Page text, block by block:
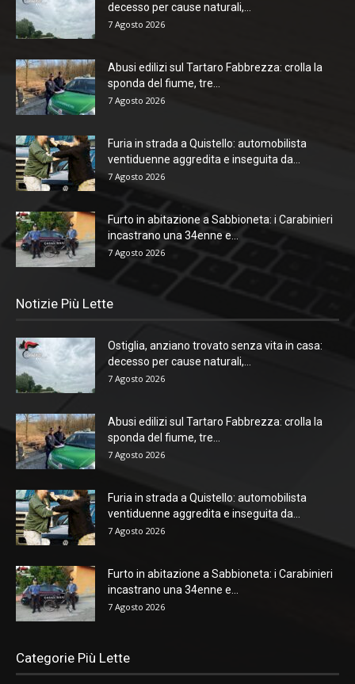
decesso per cause naturali,...
7 Agosto 2026
Abusi edilizi sul Tartaro Fabbrezza: crolla la
sponda del fiume, tre...
7 Agosto 2026
Furia in strada a Quistello: automobilista
ventiduenne aggredita e inseguita da...
7 Agosto 2026
Furto in abitazione a Sabbioneta: i Carabinieri
incastrano una 34enne e...
7 Agosto 2026
Notizie Più Lette
Ostiglia, anziano trovato senza vita in casa:
decesso per cause naturali,...
7 Agosto 2026
Abusi edilizi sul Tartaro Fabbrezza: crolla la
sponda del fiume, tre...
7 Agosto 2026
Furia in strada a Quistello: automobilista
ventiduenne aggredita e inseguita da...
7 Agosto 2026
Furto in abitazione a Sabbioneta: i Carabinieri
incastrano una 34enne e...
7 Agosto 2026
Categorie Più Lette